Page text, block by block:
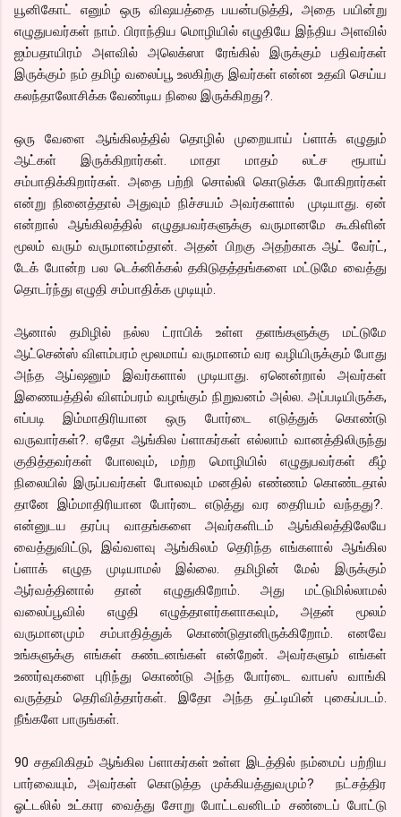
யூனிகோட் எனும் ஒரு விஷயத்தை பயன்படுத்தி, அதை பயின்று
எழுதுபவர்கள் நாம். பிராந்திய மொழியில் எழுதியே இந்திய அளவில்
ஐம்பதாயிரம் அளவில் அலெக்ஸா ரேங்கில் இருக்கும் பதிவர்கள்
இருக்கும் நம் தமிழ் வலைப்பூ உலகிற்கு இவர்கள் என்ன உதவி செய்ய
கலந்தாலோசிக்க வேண்டிய நிலை இருக்கிறது?.
ஒரு வேளை ஆங்கிலத்தில் தொழில் முறையாய் ப்ளாக் எழுதும்
ஆட்கள் இருக்கிறார்கள். மாதா மாதம் லட்ச ரூபாய்
சம்பாதிக்கிறார்கள். அதை பற்றி சொல்லி கொடுக்க போகிறார்கள்
என்று நினைத்தால் அதுவும் நிச்சயம் அவர்களால் முடியாது. ஏன்
என்றால் ஆங்கிலத்தில் எழுதுபவர்களுக்கு வருமானமே கூகிளின்
மூலம் வரும் வருமானம்தான். அதன் பிறகு அதற்காக ஆட் வேர்ட்,
டேக் போன்ற பல டெக்னிக்கல் தகிடுதத்தங்களை மட்டுமே வைத்து
தொடர்ந்து எழுதி சம்பாதிக்க முடியும்.
ஆனால் தமிழில் நல்ல ட்ராபிக் உள்ள தளங்களுக்கு மட்டுமே
ஆட்சென்ஸ் விளம்பரம் மூலமாய் வருமானம் வர வழியிருக்கும் போது
அந்த ஆப்ஷனும் இவர்களால் முடியாது. ஏனென்றால் அவர்கள்
இணையத்தில் விளம்பரம் வழங்கும் நிறுவனம் அல்ல. அப்படியிருக்க,
எப்படி இம்மாதிரியான ஒரு போர்டை எடுத்துக் கொண்டு
வருவார்கள்?. ஏதோ ஆங்கில ப்ளாகர்கள் எல்லாம் வானத்திலிருந்து
குதித்தவர்கள் போலவும், மற்ற மொழியில் எழுதுபவர்கள் கீழ்
நிலையில் இருப்பவர்கள் போலவும் மனதில் எண்ணம் கொண்டதால்
தானே இம்மாதிரியான போர்டை எடுத்து வர தைரியம் வந்தது?.
என்னுடய தரப்பு வாதங்களை அவர்களிடம் ஆங்கிலத்திலேயே
வைத்துவிட்டு, இவ்வளவு ஆங்கிலம் தெரிந்த எங்களால் ஆங்கில
ப்ளாக் எழுத முடியாமல் இல்லை. தமிழின் மேல் இருக்கும்
ஆர்வத்தினால் தான் எழுதுகிறோம். அது மட்டுமில்லாமல்
வலைப்பூவில் எழுதி எழுத்தாளர்களாகவும், அதன் மூலம்
வருமானமும் சம்பாதித்துக் கொண்டுதானிருக்கிறோம். எனவே
உங்களுக்கு எங்கள் கண்டனங்கள் என்றேன். அவர்களும் எங்கள்
உணர்வுகளை புரிந்து கொண்டு அந்த போர்டை வாபஸ் வாங்கி
வருத்தம் தெரிவித்தார்கள். இதோ அந்த தட்டியின் புகைப்படம்.
நீங்களே பாருங்கள்.
90 சதவிகிதம் ஆங்கில ப்ளாகர்கள் உள்ள இடத்தில் நம்மைப் பற்றிய
பார்வையும், அவர்கள் கொடுத்த முக்கியத்துவமும்? நட்சத்திர
ஓட்டலில் உட்கார வைத்து சோறு போட்டவனிடம் சண்டைப் போட்டு